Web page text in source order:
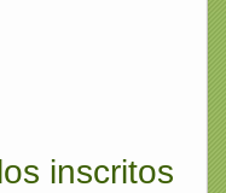
inscritos